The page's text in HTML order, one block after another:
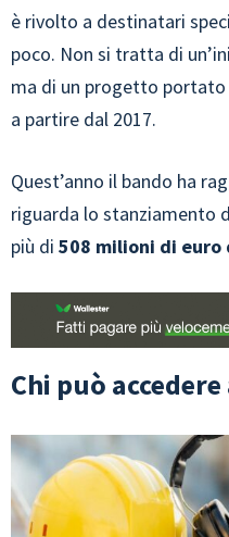
è rivolto a destinatari
poco. Non si tratta di
ma di un progetto portato
a partire dal 2017.
Quest’anno il bando ha
riguarda lo stanziamento
più di 508 milioni di euro
Chi può